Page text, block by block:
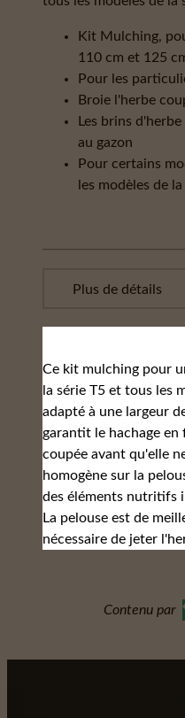
Kit Mulching,
110 cm et 125
Pour les
Broie l'herbe
Les brins
au gazon
Pour certains
les modèles de
Ce kit mulching pour
la série T5 et tous les
adapté à une largeur
garantit le hachage en
coupée avant qu'elle
homogène sur la
des éléments nutritifs
La pelouse est de
nécessaire de jeter
Contenu par